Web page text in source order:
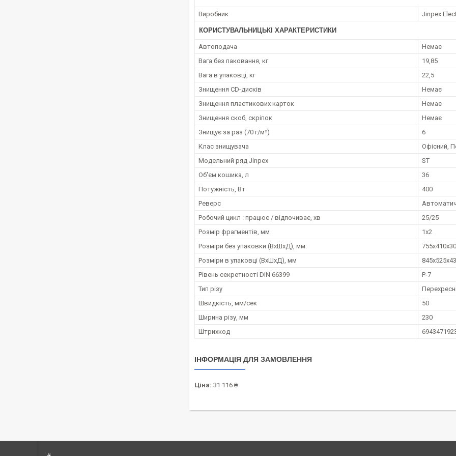
Виробник Jinpex
КОРИСТУВАЛЬНИЦЬКІ ХАРАКТЕРИСТИКИ
Автоподача
Немає
Вага без паковання, кг
19,85
Вага в упаковці, кг
22,5
Знищення CD-дисків
Немає
Знищення пластикових карток
Немає
Знищення скоб, скріпок
Немає
Знищує за раз (70 г/м²)
6
Клас знищувача
Офісний,
Модельний ряд Jinpex
ST
Об'єм кошика, л
36
Потужність, Вт
400
Реверс
Робочий цикл : працює / відпочиває, хв
25/25
Розмір фрагментів, мм
1x2
Розміри без упаковки (ВхШхД), мм:
Розміри в упаковці (ВхШхД), мм
Рівень секретності DIN 66399
P-7
Тип різу
Швидкість, мм/сек
50
Ширина різу, мм
230
Штрихкод
ІНФОРМАЦІЯ ДЛЯ ЗАМОВЛЕННЯ
Ціна: 31 116 ₴